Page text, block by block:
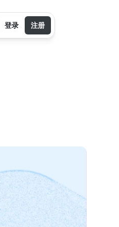
登录 注册